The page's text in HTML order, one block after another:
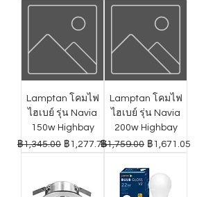
Lamptan โคมไฟ
ไฮเบย์ รุ่น Navia
150w Highbay
ราคาปกติ
฿1,345.00 ราคาขายลด
฿1,277.75
Lamptan โคมไฟ
ไฮเบย์ รุ่น Navia
200w Highbay
ราคาปกติ
฿1,759.00 ราคาขายลด
฿1,671.05